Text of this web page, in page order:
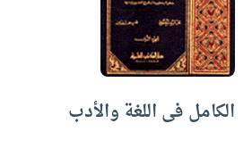
الكامل فى اللغة والأدب